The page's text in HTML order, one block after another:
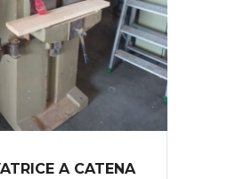
A CATENA